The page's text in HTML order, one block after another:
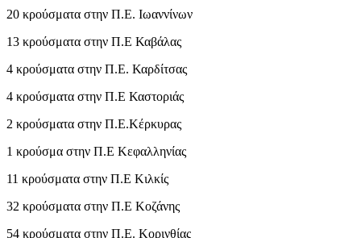
20 κρούσματα στην Π.Ε. Ιωαννίνων
13 κρούσματα στην Π.Ε Καβάλας
4 κρούσματα στην Π.Ε. Καρδίτσας
4 κρούσματα στην Π.Ε Καστοριάς
2 κρούσματα στην Π.Ε.Κέρκυρας
1 κρούσμα στην Π.Ε Κεφαλληνίας
11 κρούσματα στην Π.Ε Κιλκίς
32 κρούσματα στην Π.Ε Κοζάνης
54 κρούσματα στην Π.Ε. Κορινθίας